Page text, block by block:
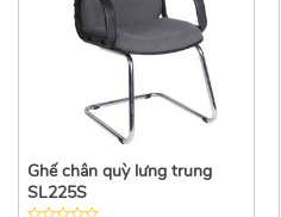
Ghế chân quỳ lưng trung
SL225S